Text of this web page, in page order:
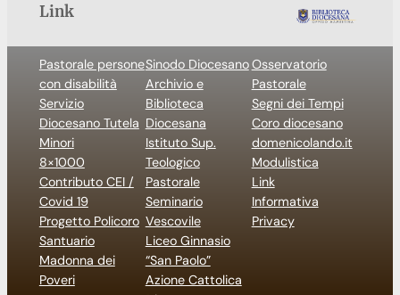
Link
Pastorale persone
con disabilità
Servizio
Diocesano Tutela
Minori
8×1000
Contributo CEI /
Covid 19
Progetto Policoro
Santuario
Madonna dei
Poveri
Sinodo Diocesano
Archivio e
Biblioteca
Diocesana
Istituto Sup.
Teologico
Pastorale
Seminario
Vescovile
Liceo Ginnasio
“San Paolo”
Azione Cattolica
Osservatorio
Pastorale
Segni dei Tempi
Coro diocesano
domenicolando.it
Modulistica
Link
Informativa
Privacy